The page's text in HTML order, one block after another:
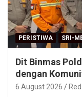
PERISTIWA SRI-
Dit Binmas
dengan
6 August 2026